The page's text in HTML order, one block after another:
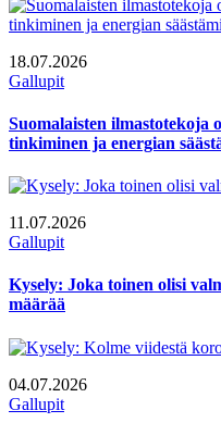
18.07.2026
Gallupit
Suomalaisten ilmastotekoja
tinkiminen ja energian
11.07.2026
Gallupit
Kysely: Joka toinen olisi
määrää
04.07.2026
Gallupit